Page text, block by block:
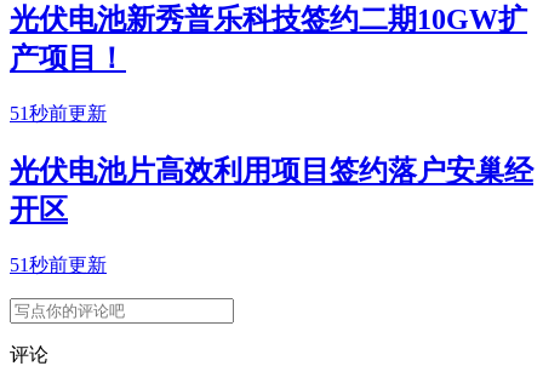
光伏电池新秀普乐科技签约二期10GW扩
产项目！
51秒前更新
光伏电池片高效利用项目签约落户安巢经
开区
51秒前更新
评论